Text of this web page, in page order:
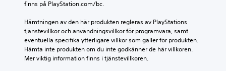
finns på PlayStation.com/bc.
Hämtningen av den här produkten regleras av PlayStations
tjänstevillkor och användningsvillkor för programvara, samt
eventuella specifika ytterligare villkor som gäller för produkten.
Hämta inte produkten om du inte godkänner de här villkoren.
Mer viktig information finns i tjänstevillkoren.